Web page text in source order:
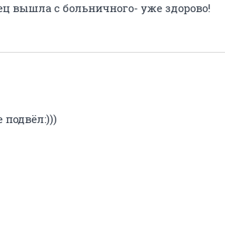
вышла с больничного- уже здорово!
подвёл:)))